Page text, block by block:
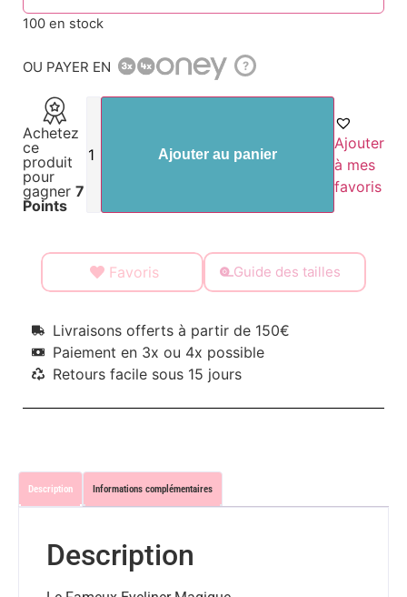
100 en stock
OU PAYER EN ?
Achetez
ce
produit
pour
gagner 7
Points
Ajouter au panier
Ajouter
à mes
favoris
Favoris Guide des tailles
Livraisons offerts à partir de 150€
Paiement en 3x ou 4x possible
Retours facile sous 15 jours
Description Informations complémentaires
Description